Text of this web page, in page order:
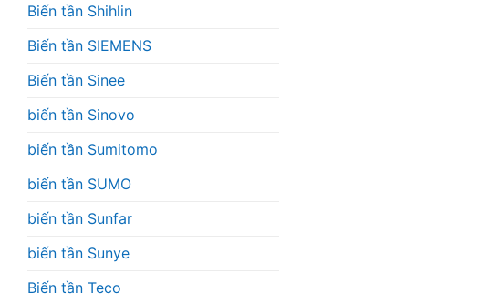
Biến tần Shihlin
Biến tần SIEMENS
Biến tần Sinee
biến tần Sinovo
biến tần Sumitomo
biến tần SUMO
biến tần Sunfar
biến tần Sunye
Biến tần Teco